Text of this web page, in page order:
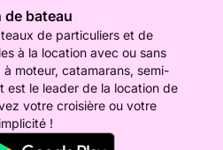
de bateau
de particuliers et de
à la location avec ou sans
moteur, catamarans, semi-
est le leader de la location de
votre croisière ou votre
!